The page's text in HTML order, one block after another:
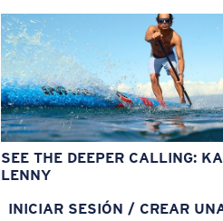
SEE THE DEEPER CALLING:
LENNY
INICIAR SESIÓN / CREAR